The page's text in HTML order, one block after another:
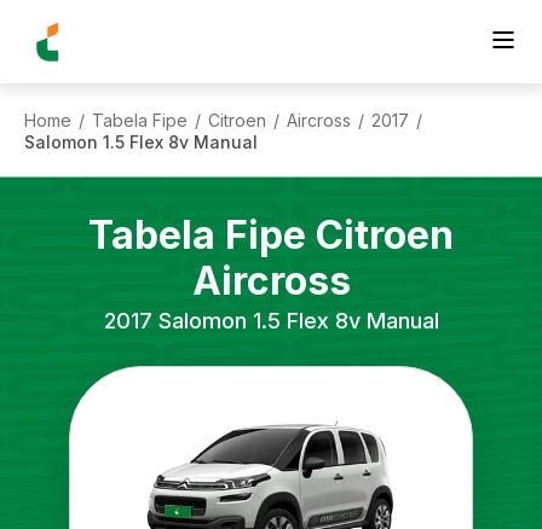
Home / Tabela Fipe / Citroen / Aircross / 2017 /
Salomon 1.5 Flex 8v Manual
Tabela Fipe Citroen
Aircross
2017 Salomon 1.5 Flex 8v Manual